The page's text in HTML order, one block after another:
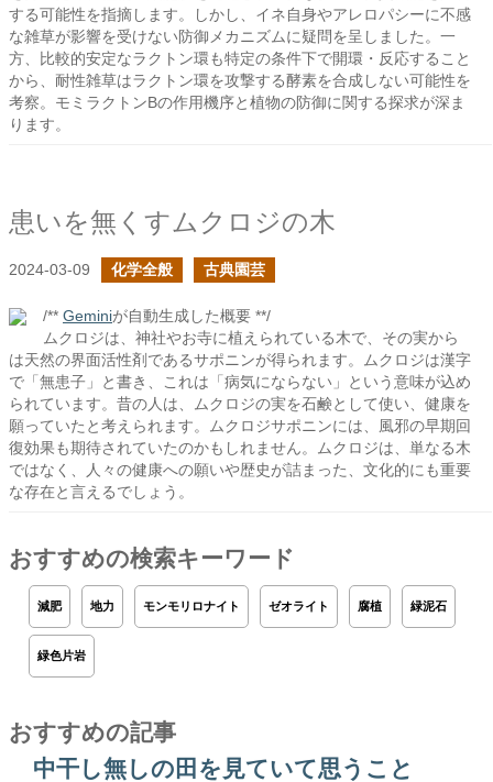
する可能性を指摘します。しかし、イネ自身やアレロパシーに不感
な雑草が影響を受けない防御メカニズムに疑問を呈しました。一
方、比較的安定なラクトン環も特定の条件下で開環・反応すること
から、耐性雑草はラクトン環を攻撃する酵素を合成しない可能性を
考察。モミラクトンBの作用機序と植物の防御に関する探求が深ま
ります。
患いを無くすムクロジの木
2024-03-09 化学全般 古典園芸
/** Geminiが自動生成した概要 **/
ムクロジは、神社やお寺に植えられている木で、その実から
は天然の界面活性剤であるサポニンが得られます。ムクロジは漢字
で「無患子」と書き、これは「病気にならない」という意味が込め
られています。昔の人は、ムクロジの実を石鹸として使い、健康を
願っていたと考えられます。ムクロジサポニンには、風邪の早期回
復効果も期待されていたのかもしれません。ムクロジは、単なる木
ではなく、人々の健康への願いや歴史が詰まった、文化的にも重要
な存在と言えるでしょう。
おすすめの検索キーワード
減肥 地力 モンモリロナイト ゼオライト 腐植 緑泥石
緑色片岩
おすすめの記事
中干し無しの田を見ていて思うこと